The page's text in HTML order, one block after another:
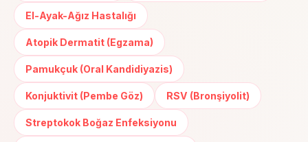
El-Ayak-Ağız Hastalığı
Atopik Dermatit (Egzama)
Pamukçuk (Oral Kandidiyazis)
Konjuktivit (Pembe Göz) RSV (Bronşiyolit)
Streptokok Boğaz Enfeksiyonu